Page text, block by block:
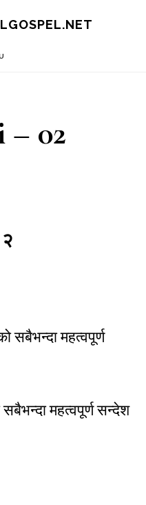
– 02
सबैभन्दा महत्वपूर्ण
महत्वपूर्ण सन्देश